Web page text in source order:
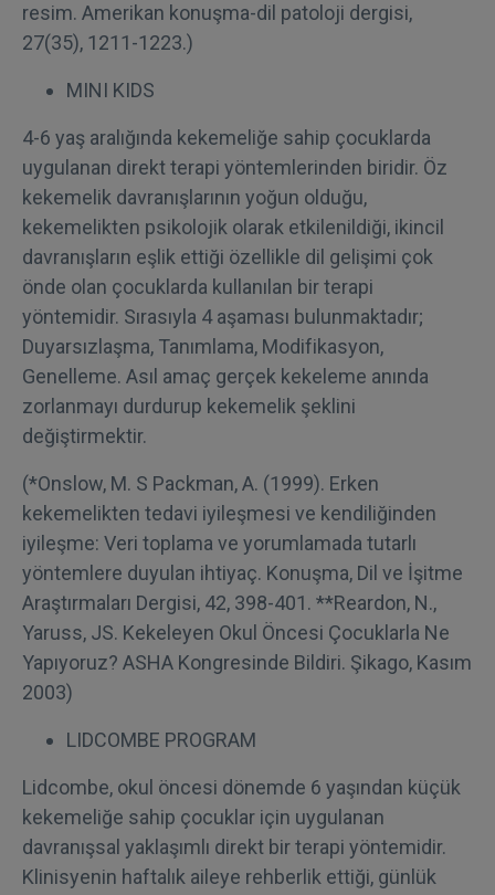
resim. Amerikan konuşma-dil patoloji dergisi,
27(35), 1211-1223.)
MINI KIDS
4-6 yaş aralığında kekemeliğe sahip çocuklarda
uygulanan direkt terapi yöntemlerinden biridir. Öz
kekemelik davranışlarının yoğun olduğu,
kekemelikten psikolojik olarak etkilenildiği, ikincil
davranışların eşlik ettiği özellikle dil gelişimi çok
önde olan çocuklarda kullanılan bir terapi
yöntemidir. Sırasıyla 4 aşaması bulunmaktadır;
Duyarsızlaşma, Tanımlama, Modifikasyon,
Genelleme. Asıl amaç gerçek kekeleme anında
zorlanmayı durdurup kekemelik şeklini
değiştirmektir.
(*Onslow, M. S Packman, A. (1999). Erken
kekemelikten tedavi iyileşmesi ve kendiliğinden
iyileşme: Veri toplama ve yorumlamada tutarlı
yöntemlere duyulan ihtiyaç. Konuşma, Dil ve İşitme
Araştırmaları Dergisi, 42, 398-401. **Reardon, N.,
Yaruss, JS. Kekeleyen Okul Öncesi Çocuklarla Ne
Yapıyoruz? ASHA Kongresinde Bildiri. Şikago, Kasım
2003)
LIDCOMBE PROGRAM
Lidcombe, okul öncesi dönemde 6 yaşından küçük
kekemeliğe sahip çocuklar için uygulanan
davranışsal yaklaşımlı direkt bir terapi yöntemidir.
Klinisyenin haftalık aileye rehberlik ettiği, günlük